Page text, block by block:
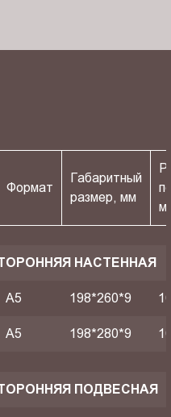
Формат
Габаритный
размер, мм
НАСТЕННАЯ
A5 198*260*9
A5 198*280*9
ПОДВЕСНАЯ